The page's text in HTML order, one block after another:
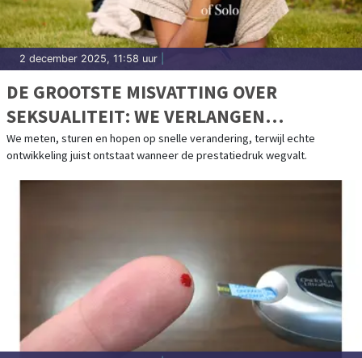
2 december 2025, 11:58 uur
DE GROOTSTE MISVATTING OVER
SEKSUALITEIT: WE VERLANGEN
RESULTAAT, MAAR HET LICHAAM VRAAGT
OM RUIMTE
We meten, sturen en hopen op snelle verandering, terwijl echte
ontwikkeling juist ontstaat wanneer de prestatiedruk wegvalt.